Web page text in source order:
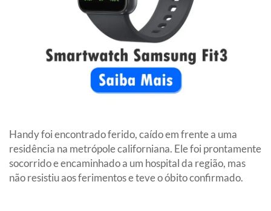
Handy foi encontrado ferido, caído em frente a uma
residência na metrópole californiana. Ele foi prontamente
socorrido e encaminhado a um hospital da região, mas
não resistiu aos ferimentos e teve o óbito confirmado.